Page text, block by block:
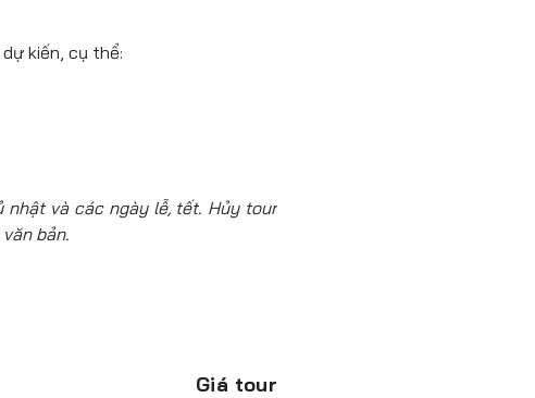
kiến, cụ thể:
nhật và các ngày lễ, tết. Hủy tour
bản.
Giá tour